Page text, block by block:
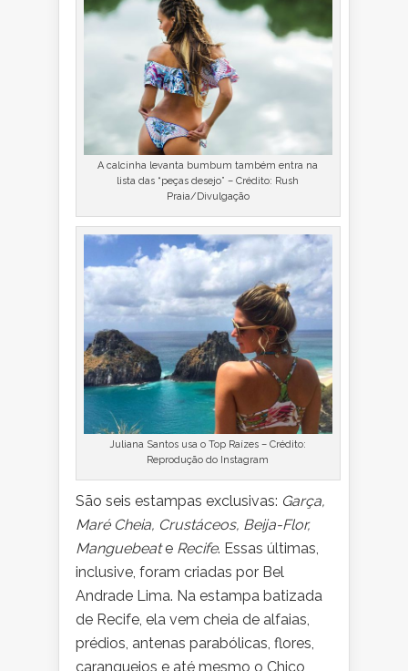
A calcinha levanta bumbum também entra na
lista das “peças desejo” – Crédito: Rush
Praia/Divulgação
Juliana Santos usa o Top Raízes – Crédito:
Reprodução do Instagram
São seis estampas exclusivas: Garça,
Maré Cheia, Crustáceos, Beija-Flor,
Manguebeate Recife. Essas últimas,
inclusive, foram criadas por Bel
Andrade Lima. Na estampa batizada
de Recife, ela vem cheia de alfaias,
prédios, antenas parabólicas, flores,
caranguejos e até mesmo o Chico